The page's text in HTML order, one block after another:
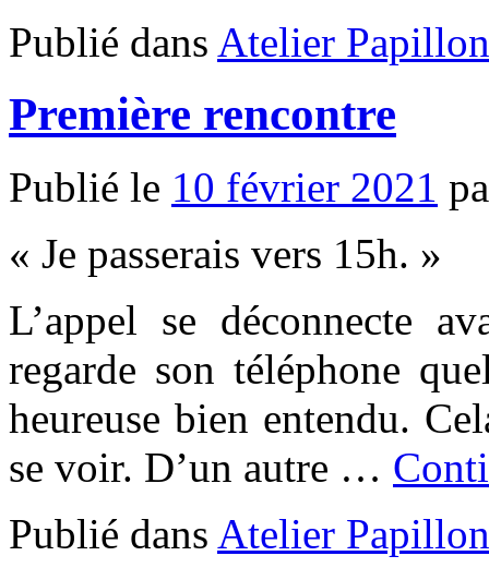
Publié dans Atelier Papillon
Première rencontre
Publié le 10 février 2021
« Je passerais vers 15h. »
L’appel se déconnecte
regarde son téléphone
heureuse bien entendu.
se voir. D’un autre …
Publié dans Atelier Papillon